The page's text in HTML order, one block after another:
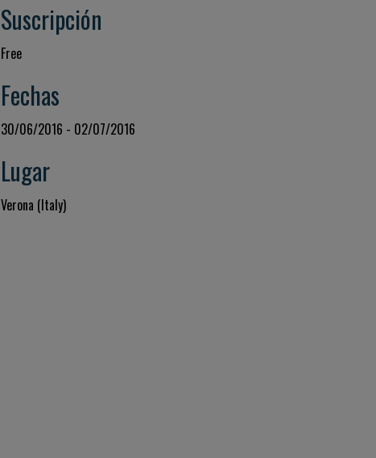
Suscripción
Free
Fechas
30/06/2016 - 02/07/2016
Lugar
Verona (Italy)